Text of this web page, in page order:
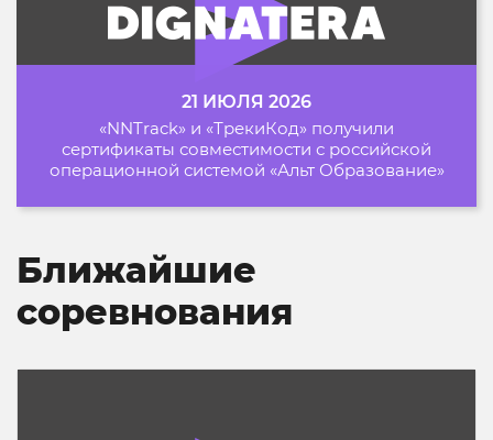
21 ИЮЛЯ 2026
«NNTrack» и «ТрекиКод» получили
сертификаты совместимости с российской
операционной системой «Альт Образование»
Ближайшие
соревнования